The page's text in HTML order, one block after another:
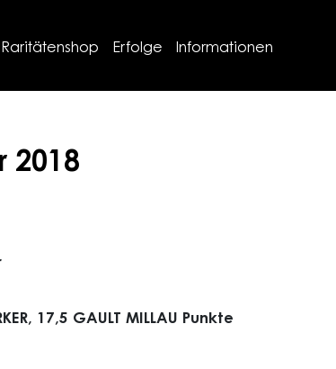
Raritätenshop Erfolge Informationen
2018
17,5 GAULT MILLAU Punkte